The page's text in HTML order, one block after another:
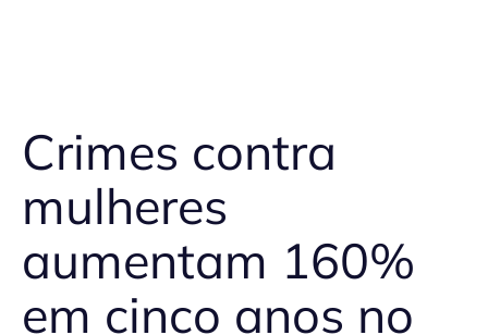
Crimes contra
mulheres
aumentam 160%
em cinco anos no